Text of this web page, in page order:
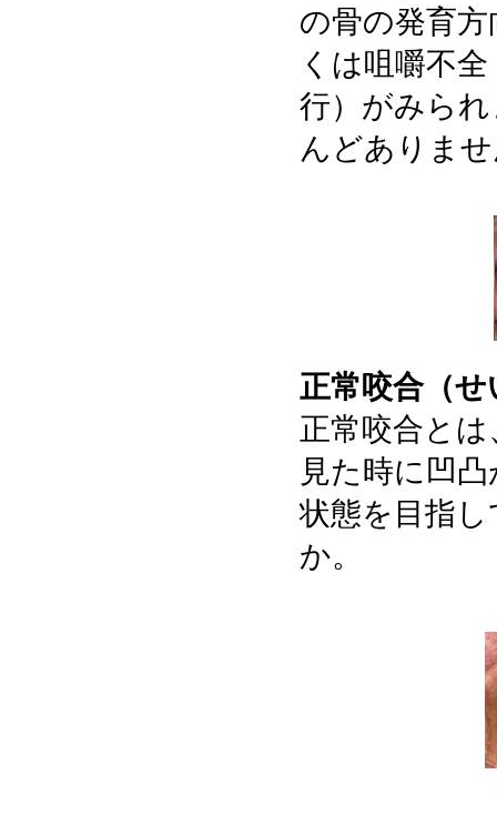
の骨の発育
くは咀嚼不
行）がみら
んどありま
正常咬合（
正常咬合と
見た時に凹
状態を目指
か。